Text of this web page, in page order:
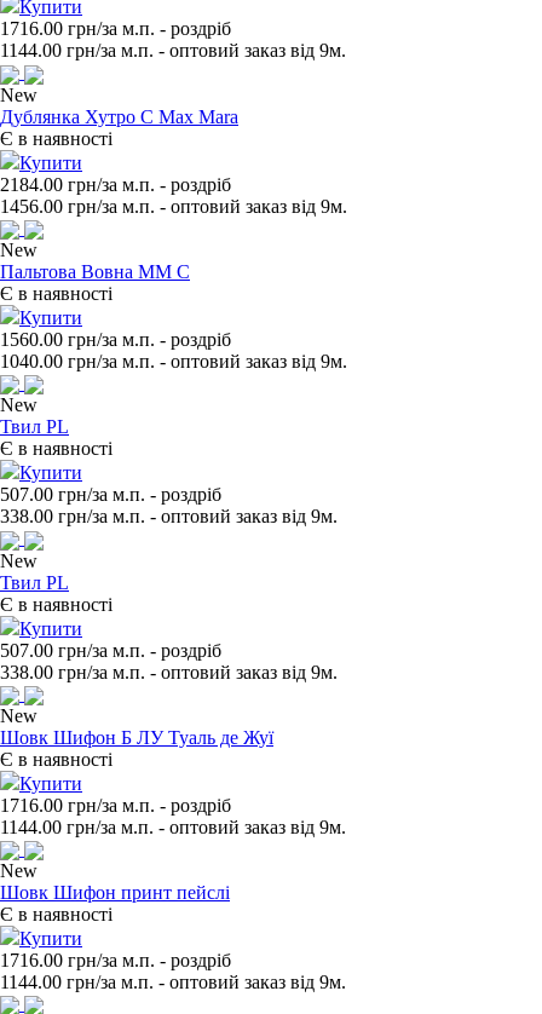
Купити
1716.00 грн/за м.п. - роздрiб
1144.00 грн/за м.п. - оптовий заказ вiд 9м.
New
Дублянка Хутро С Max Mara
Є в наявності
Купити
2184.00 грн/за м.п. - роздрiб
1456.00 грн/за м.п. - оптовий заказ вiд 9м.
New
Пальтова Вовна ММ С
Є в наявності
Купити
1560.00 грн/за м.п. - роздрiб
1040.00 грн/за м.п. - оптовий заказ вiд 9м.
New
Твил PL
Є в наявності
Купити
507.00 грн/за м.п. - роздрiб
338.00 грн/за м.п. - оптовий заказ вiд 9м.
New
Твил PL
Є в наявності
Купити
507.00 грн/за м.п. - роздрiб
338.00 грн/за м.п. - оптовий заказ вiд 9м.
New
Шовк Шифон Б ЛУ Туаль де Жуї
Є в наявності
Купити
1716.00 грн/за м.п. - роздрiб
1144.00 грн/за м.п. - оптовий заказ вiд 9м.
New
Шовк Шифон принт пейслі
Є в наявності
Купити
1716.00 грн/за м.п. - роздрiб
1144.00 грн/за м.п. - оптовий заказ вiд 9м.